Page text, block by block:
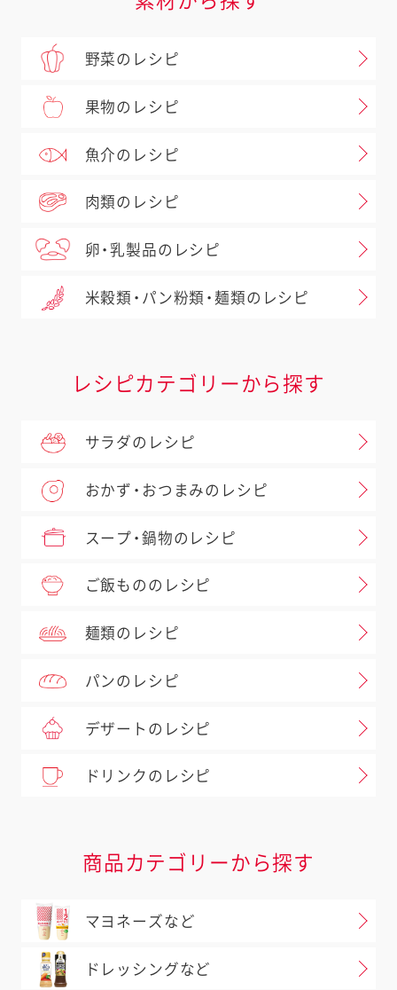
野菜のレシピ
果物のレシピ
魚介のレシピ
肉類のレシピ
卵・乳製品のレシピ
米穀類・パン粉類・麺類のレシピ
レシピカテゴリーから探す
サラダのレシピ
おかず・おつまみのレシピ
スープ・鍋物のレシピ
ご飯もののレシピ
麺類のレシピ
パンのレシピ
デザートのレシピ
ドリンクのレシピ
商品カテゴリーから探す
マヨネーズなど
ドレッシングなど